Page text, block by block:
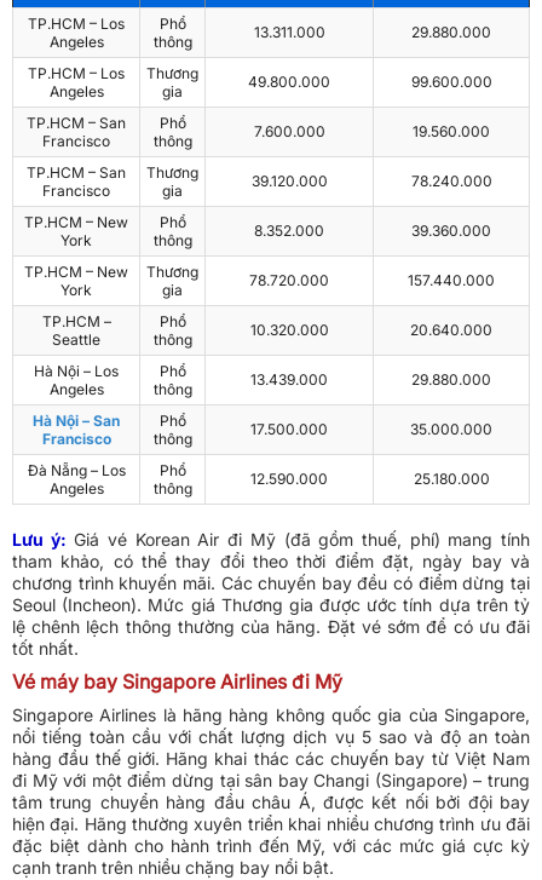
TP.HCM – Los
Angeles
Phổ
thông
13.311.000 29.880.000
TP.HCM – Los
Angeles
Thương
gia
49.800.000 99.600.000
TP.HCM – San
Francisco
Phổ
thông
7.600.000 19.560.000
TP.HCM – San
Francisco
Thương
gia
39.120.000 78.240.000
TP.HCM – New
York
Phổ
thông
8.352.000 39.360.000
TP.HCM – New
York
Thương
gia
78.720.000 157.440.000
TP.HCM –
Seattle
Phổ
thông
10.320.000 20.640.000
Hà Nội – Los
Angeles
Phổ
thông
13.439.000 29.880.000
Hà Nội – San
Francisco
Phổ
thông
17.500.000 35.000.000
Đà Nẵng – Los
Angeles
Phổ
thông
12.590.000 25.180.000
Lưu ý: Giá vé Korean Air đi Mỹ (đã gồm thuế, phí) mang tính
tham khảo, có thể thay đổi theo thời điểm đặt, ngày bay và
chương trình khuyến mãi. Các chuyến bay đều có điểm dừng tại
Seoul (Incheon). Mức giá Thương gia được ước tính dựa trên tỷ
lệ chênh lệch thông thường của hãng. Đặt vé sớm để có ưu đãi
tốt nhất.
Vé máy bay Singapore Airlines đi Mỹ
Singapore Airlines là hãng hàng không quốc gia của Singapore,
nổi tiếng toàn cầu với chất lượng dịch vụ 5 sao và độ an toàn
hàng đầu thế giới. Hãng khai thác các chuyến bay từ Việt Nam
đi Mỹ với một điểm dừng tại sân bay Changi (Singapore) – trung
tâm trung chuyển hàng đầu châu Á, được kết nối bởi đội bay
hiện đại. Hãng thường xuyên triển khai nhiều chương trình ưu đãi
đặc biệt dành cho hành trình đến Mỹ, với các mức giá cực kỳ
cạnh tranh trên nhiều chặng bay nổi bật.